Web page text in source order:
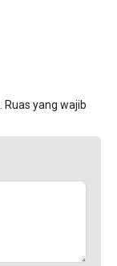
Ruas yang wajib